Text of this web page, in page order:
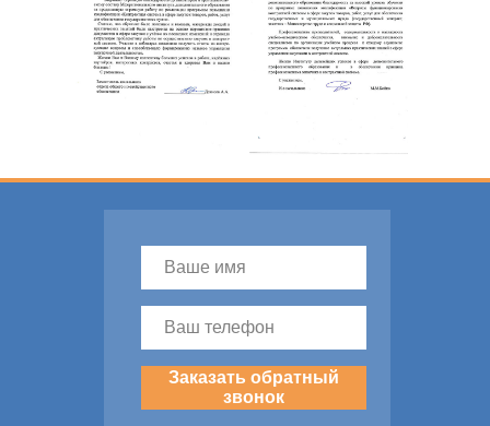
Заказать обратный
звонок